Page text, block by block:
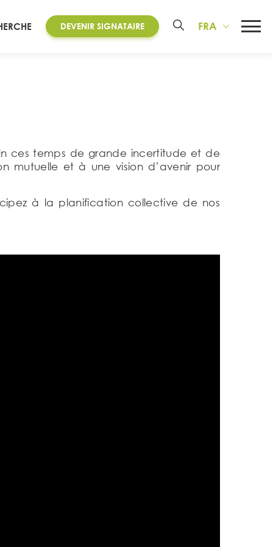
DEVENIR SIGNATAIRE FRA
ces temps de grande incertitude et de
mutuelle et à une vision d’avenir pour
à la planification collective de nos